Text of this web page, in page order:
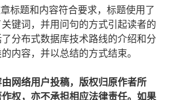
标题和内容符合要求，标题使用了
键词，并用问句的方式引起读者的
分布式数据库技术路线的介绍和分
内容，并以总结的方式结束。
网络用户投稿，版权归原作者所
权，亦不承担相应法律责任。如果